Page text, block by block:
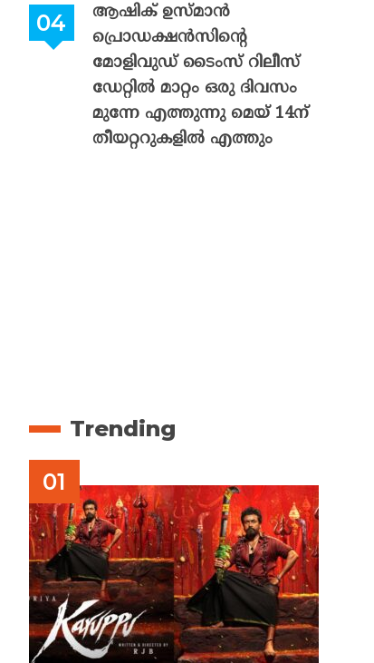
ആഷിക് ഉസ്മാൻ
പ്രൊഡക്ഷൻസിന്റെ
മോളിവുഡ് ടൈംസ് റിലീസ്
ഡേറ്റിൽ മാറ്റം ഒരു ദിവസം
മുന്നേ എത്തുന്നു മെയ് 14ന്
തീയറ്ററുകളിൽ എത്തും
Trending